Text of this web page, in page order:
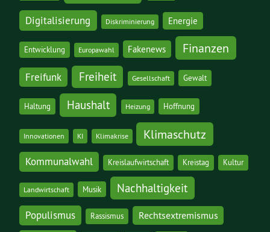
Digitalisierung Diskriminierung Energie
Entwicklung Europawahl Fakenews Finanzen
Freifunk Freiheit Gesellschaft Gewalt
Haltung Haushalt Heizung Hoffnung
Innovationen KI Klimakrise Klimaschutz
Kommunalwahl Kreislaufwirtschaft Kreistag Kultur
Landwirtschaft Musik Nachhaltigkeit
Populismus Rassismus Rechtsextremismus